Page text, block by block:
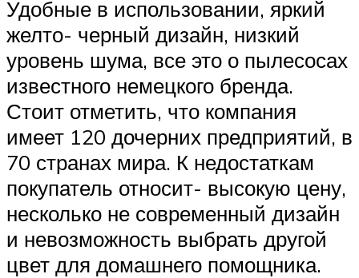
Удобные в использовании, яркий
желто- черный дизайн, низкий
уровень шума, все это о пылесосах
известного немецкого бренда.
Стоит отметить, что компания
имеет 120 дочерних предприятий, в
70 странах мира. К недостаткам
покупатель относит- высокую цену,
несколько не современный дизайн
и невозможность выбрать другой
цвет для домашнего помощника.